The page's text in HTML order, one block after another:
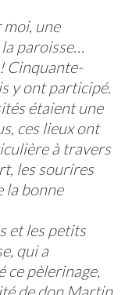
une
paroisse…
Cinquante-
y ont participé.
étaient une
ces lieux ont
à travers
les sourires
la bonne
et les petits
qui a
ce pèlerinage,
de don Martin,